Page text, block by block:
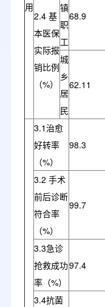
用
2.4 基
本医保
实际报
销比例
（%）
镇
职
工
68.9
城
乡
居
民
62.11
3.1治愈
好转率
（%）
98.3
3.2 手术
前后诊断
符合率
（%）
99.7
3.3急诊
抢救成功
率（%）
97.4
3.4抗菌